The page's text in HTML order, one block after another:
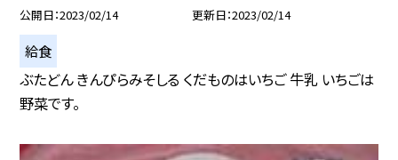
公開日 2023/02/14 更新日 2023/02/14
給食
ぶたどん きんぴらみそしる くだものはいちご 牛乳 いちごは
野菜です。